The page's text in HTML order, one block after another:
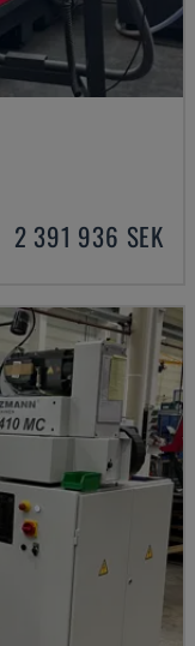
2 391 936 SEK